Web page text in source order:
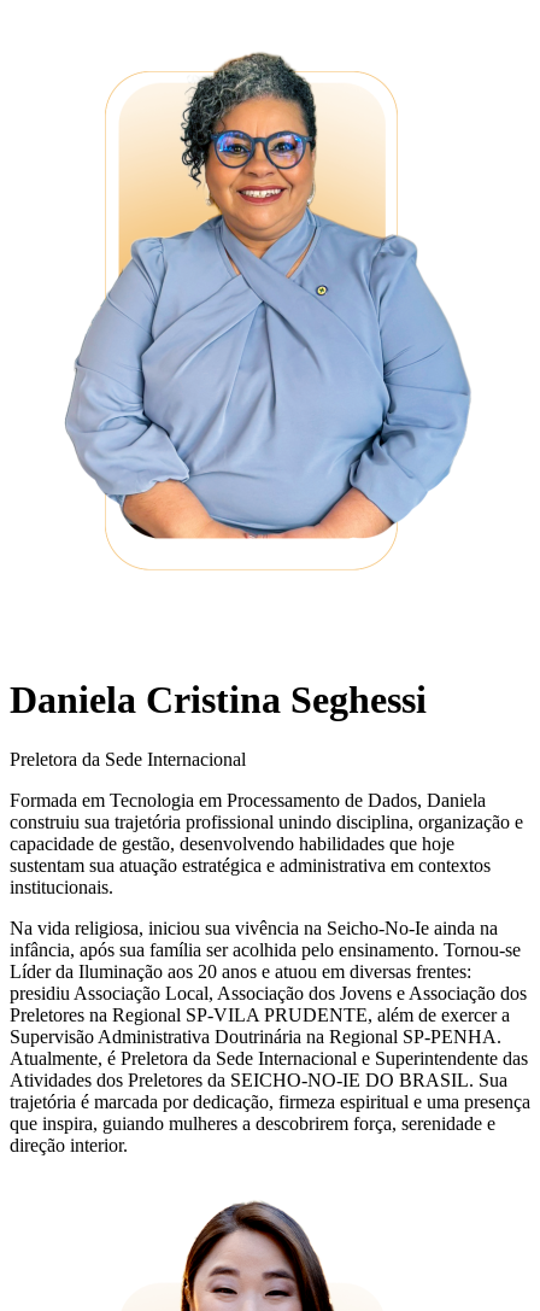
Daniela Cristina Seghessi
Preletora da Sede Internacional
Formada em Tecnologia em Processamento de Dados, Daniela
construiu sua trajetória profissional unindo disciplina, organização e
capacidade de gestão, desenvolvendo habilidades que hoje
sustentam sua atuação estratégica e administrativa em contextos
institucionais.
Na vida religiosa, iniciou sua vivência na Seicho-No-Ie ainda na
infância, após sua família ser acolhida pelo ensinamento. Tornou-se
Líder da Iluminação aos 20 anos e atuou em diversas frentes:
presidiu Associação Local, Associação dos Jovens e Associação dos
Preletores na Regional SP-VILA PRUDENTE, além de exercer a
Supervisão Administrativa Doutrinária na Regional SP-PENHA.
Atualmente, é Preletora da Sede Internacional e Superintendente das
Atividades dos Preletores da SEICHO-NO-IE DO BRASIL. Sua
trajetória é marcada por dedicação, firmeza espiritual e uma presença
que inspira, guiando mulheres a descobrirem força, serenidade e
direção interior.